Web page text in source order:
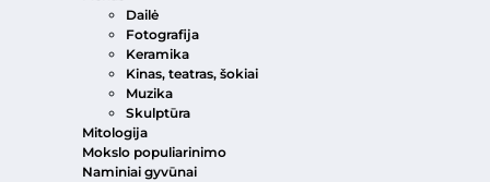
Dailė
Fotografija
Keramika
Kinas, teatras, šokiai
Muzika
Skulptūra
Mitologija
Mokslo populiarinimo
Naminiai gyvūnai